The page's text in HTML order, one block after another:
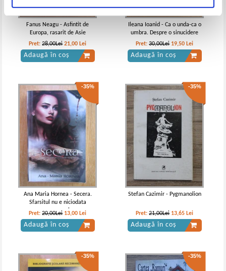
Vintila Corbul - Caderea
Constantinopolului (volumele 1 si
2)
Vintila Corbul - Caderea
Constantinopolului (volumul 1)
Fanus Neagu - Asfintit de
Europa, rasarit de Asie
Pret:28,00Lei 21,00 Lei
Adaugă în coș
Ileana Ioanid - Ca o unda-ca o
umbra. Despre o sinucidere
Pret:30,00Lei 19,50 Lei
Adaugă în coș
-35%
Ana Maria Hornea - Secera.
Sfarsitul nu e niciodata
raspunsul
Pret:20,00Lei 13,00 Lei
Adaugă în coș
-35%
Stefan Cazimir - Pygmanolion
Pret:21,00Lei 13,65 Lei
Adaugă în coș
-35% -35%